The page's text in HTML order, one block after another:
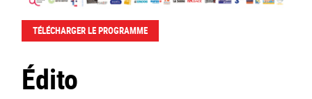
TÉLÉCHARGER LE PROGRAMME
Édito